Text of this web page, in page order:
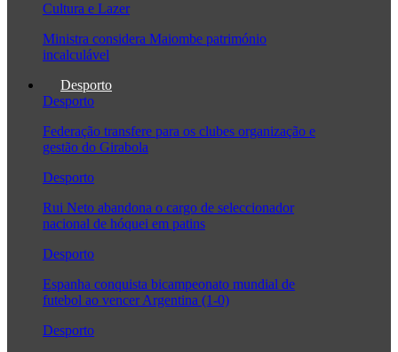
Cultura e Lazer
Ministra considera Maiombe património
incalculável
Desporto
Desporto
Federação transfere para os clubes organização e
gestão do Girabola
Desporto
Rui Neto abandona o cargo de seleccionador
nacional de hóquei em patins
Desporto
Espanha conquista bicampeonato mundial de
futebol ao vencer Argentina (1-0)
Desporto